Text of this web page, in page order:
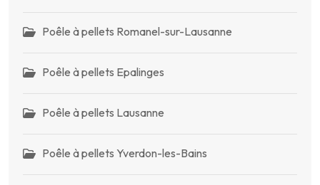
Poêle à pellets Romanel-sur-Lausanne
Poêle à pellets Epalinges
Poêle à pellets Lausanne
Poêle à pellets Yverdon-les-Bains